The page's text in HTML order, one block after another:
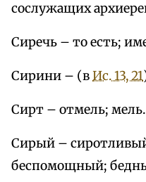
сослужащих
Сиречь – то есть;
Сирини – (вИс. 13, 21
Сирт – отмель; мель.
Сирый –
беспомощный;